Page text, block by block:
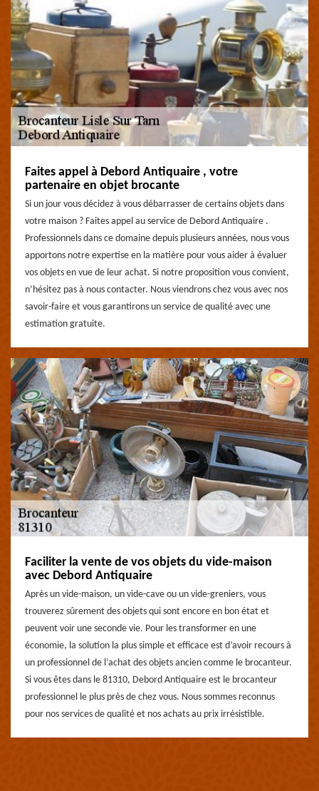
Faites appel à Debord Antiquaire , votre
partenaire en objet brocante
Si un jour vous décidez à vous débarrasser de certains objets dans
votre maison ? Faites appel au service de Debord Antiquaire .
Professionnels dans ce domaine depuis plusieurs années, nous vous
apportons notre expertise en la matière pour vous aider à évaluer
vos objets en vue de leur achat. Si notre proposition vous convient,
n’hésitez pas à nous contacter. Nous viendrons chez vous avec nos
savoir-faire et vous garantirons un service de qualité avec une
estimation gratuite.
Faciliter la vente de vos objets du vide-maison
avec Debord Antiquaire
Après un vide-maison, un vide-cave ou un vide-greniers, vous
trouverez sûrement des objets qui sont encore en bon état et
peuvent voir une seconde vie. Pour les transformer en une
économie, la solution la plus simple et efficace est d’avoir recours à
un professionnel de l’achat des objets ancien comme le brocanteur.
Si vous êtes dans le 81310, Debord Antiquaire est le brocanteur
professionnel le plus près de chez vous. Nous sommes reconnus
pour nos services de qualité et nos achats au prix irrésistible.